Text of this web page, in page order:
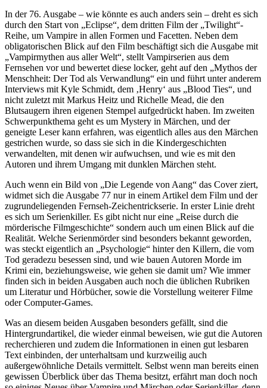
In der 76. Ausgabe – wie könnte es auch anders sein – dreht es sich
durch den Start von „Eclipse“, dem dritten Film der „Twilight“-
Reihe, um Vampire in allen Formen und Facetten. Neben dem
obligatorischen Blick auf den Film beschäftigt sich die Ausgabe mit
„Vampirmythen aus aller Welt“, stellt Vampirserien aus dem
Fernsehen vor und bewertet diese locker, geht auf den „Mythos der
Menschheit: Der Tod als Verwandlung“ ein und führt unter anderem
Interviews mit Kyle Schmidt, dem ‚Henry‘ aus „Blood Ties“, und
nicht zuletzt mit Markus Heitz und Richelle Mead, die den
Blutsaugern ihren eigenen Stempel aufgedrückt haben. Im zweiten
Schwerpunkthema geht es um Mystery in Märchen, und der
geneigte Leser kann erfahren, was eigentlich alles aus den Märchen
gestrichen wurde, so dass sie sich in die Kindergeschichten
verwandelten, mit denen wir aufwuchsen, und wie es mit den
Autoren und ihrem Umgang mit dunklen Märchen steht.
Auch wenn ein Bild von „Die Legende von Aang“ das Cover ziert,
widmet sich die Ausgabe 77 nur in einem Artikel dem Film und der
zugrundeliegenden Fernseh-Zeichentrickserie. In erster Linie dreht
es sich um Serienkiller. Es gibt nicht nur eine „Reise durch die
mörderische Filmgeschichte“ sondern auch um einen Blick auf die
Realität. Welche Serienmörder sind besonders bekannt geworden,
was steckt eigentlich an „Psychologie“ hinter den Killern, die vom
Tod geradezu besessen sind, und wie bauen Autoren Morde im
Krimi ein, beziehungsweise, wie gehen sie damit um? Wie immer
finden sich in beiden Ausgaben auch noch die üblichen Rubriken
um Literatur und Hörbücher, sowie die Vorstellung weiterer Filme
oder Computer-Games.
Was an diesem beiden Ausgaben besonders gefällt, sind die
Hintergrundartikel, die wieder einmal beweisen, wie gut die Autoren
recherchieren und zudem die Informationen in einen gut lesbaren
Text einbinden, der unterhaltsam und kurzweilig auch
außergewöhnliche Details vermittelt. Selbst wenn man bereits einen
gewissen Überblick über das Thema besitzt, erfährt man doch noch